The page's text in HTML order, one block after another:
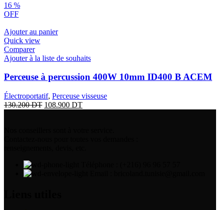
16 %
OFF
Ajouter au panier
Quick view
Comparer
Ajouter à la liste de souhaits
Perceuse à percussion 400W 10mm ID400 B ACEM
Électroportatif, Perceuse visseuse
130.200DT 108.900 DT